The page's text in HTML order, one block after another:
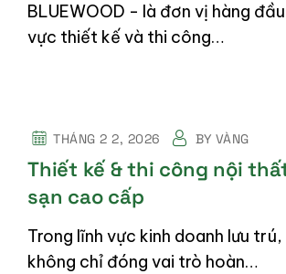
BLUEWOOD - là đơn vị hàng
vực thiết kế và thi công…
THÁNG 2 2, 2026 BY VÀNG
Thiết kế & thi công nội
sạn cao cấp
Trong lĩnh vực kinh doanh lưu
không chỉ đóng vai trò hoàn…